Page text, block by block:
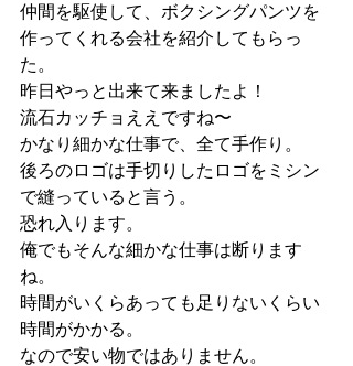
仲間を駆使して、ボクシングパンツを
作ってくれる会社を紹介してもらっ
た。
昨日やっと出来て来ましたよ！
流石カッチョええですね〜
かなり細かな仕事で、全て手作り。
後ろのロゴは手切りしたロゴをミシン
で縫っていると言う。
恐れ入ります。
俺でもそんな細かな仕事は断ります
ね。
時間がいくらあっても足りないくらい
時間がかかる。
なので安い物ではありません。